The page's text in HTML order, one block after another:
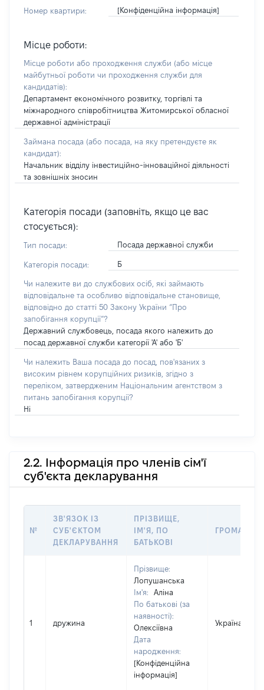
Номер квартири: [Конфіденційна інформація]
Місце роботи:
Місце роботи або проходження служби (або місце
майбутньої роботи чи проходження служби для
кандидатів):
Департамент економічного розвитку, торгівлі та
міжнародного співробітництва Житомирської обласної
державної адміністрації
Займана посада (або посада, на яку претендуєте як
кандидат):
Начальник відділу інвестиційно-інноваційної діяльності
та зовнішніх зносин
Категорія посади (заповніть, якщо це вас
стосується):
Тип посади: Посада державної служби
Категорія посади: Б
Чи належите ви до службових осіб, які займають
відповідальне та особливо відповідальне становище,
відповідно до статті 50 Закону України “Про
запобігання корупції”?
Державний службовець, посада якого належить до
посад державної служби категорії 'А' або 'Б'
Чи належить Ваша посада до посад, пов'язаних з
високим рівнем корупційних ризиків, згідно з
переліком, затвердженим Національним агентством з
питань запобігання корупції?
Ні
2.2. Інформація про членів сім'ї
суб'єкта декларування
№
ЗВ'ЯЗОК ІЗ
СУБ'ЄКТОМ
ДЕКЛАРУВАННЯ
ПРІЗВИЩЕ,
ІМ'Я, ПО
БАТЬКОВІ
1 дружина
Прізвище:
Лопушанська
Ім'я:
Аліна
По батькові (за
наявності):
Олексіївна
Дата
народження:
[Конфіденційна
інформація]
Україна